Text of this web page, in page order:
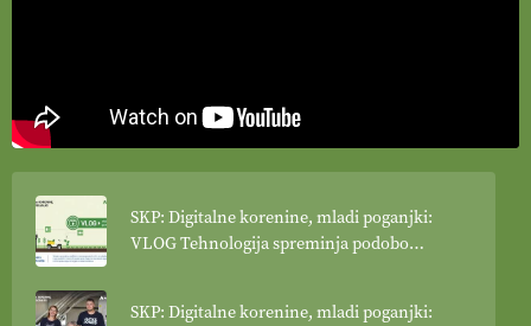
SKP: Digitalne korenine, mladi poganjki:
VLOG Tehnologija spreminja podobo
SKP: Digitalne korenine, mladi poganjki: